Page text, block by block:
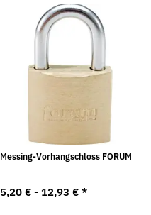
Messing-Vorhangschloss FORUM
5,20 € - 12,93 € *